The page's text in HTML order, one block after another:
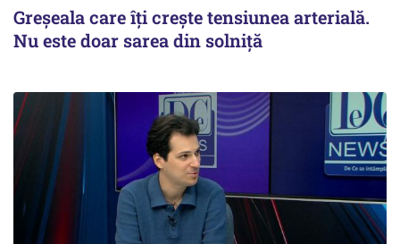
Greșeala care îți crește tensiunea arterială.
Nu este doar sarea din solniță